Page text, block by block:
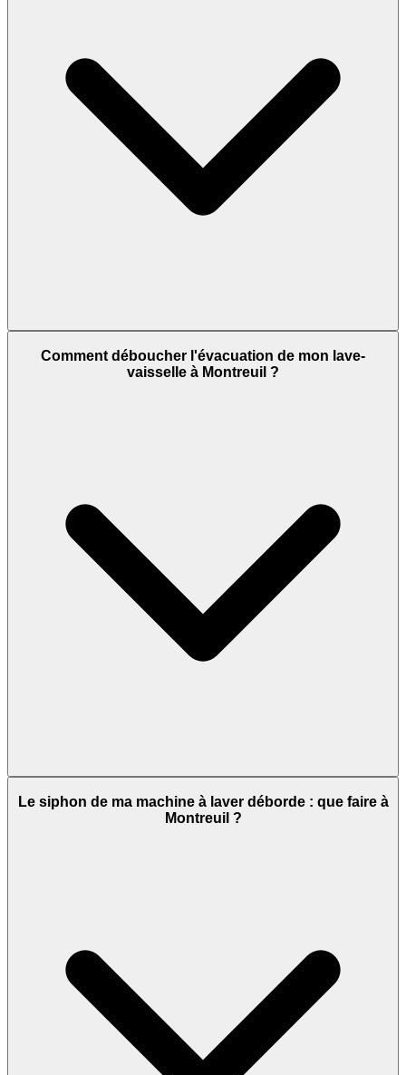
Comment déboucher l'évacuation de mon lave-
vaisselle à Montreuil ?
Le siphon de ma machine à laver déborde : que faire à
Montreuil ?